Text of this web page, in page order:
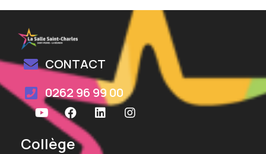
CONTACT
0262 96 99 00
Collège